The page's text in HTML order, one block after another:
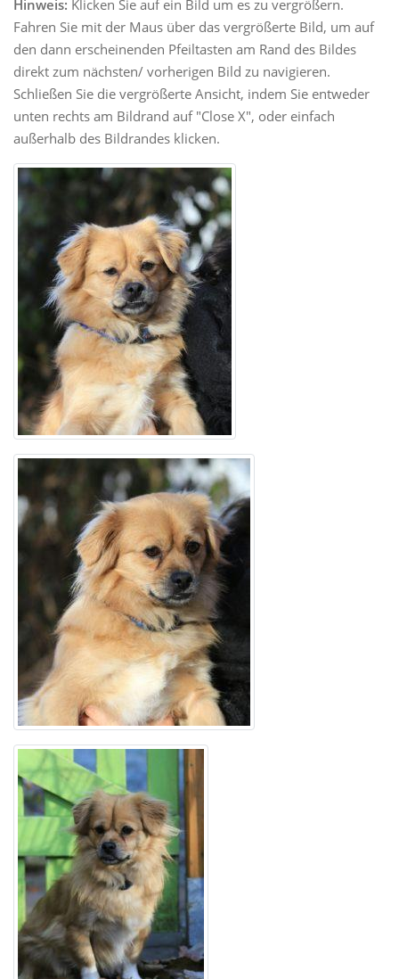
Hinweis: Klicken Sie auf ein Bild um es zu vergrößern.
Fahren Sie mit der Maus über das vergrößerte Bild, um auf
den dann erscheinenden Pfeiltasten am Rand des Bildes
direkt zum nächsten/ vorherigen Bild zu navigieren.
Schließen Sie die vergrößerte Ansicht, indem Sie entweder
unten rechts am Bildrand auf "Close X", oder einfach
außerhalb des Bildrandes klicken.